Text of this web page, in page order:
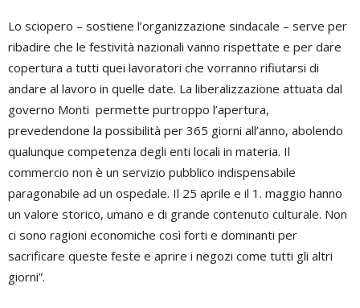
Lo sciopero – sostiene l’organizzazione sindacale – serve per
ribadire che le festività nazionali vanno rispettate e per dare
copertura a tutti quei lavoratori che vorranno rifiutarsi di
andare al lavoro in quelle date. La liberalizzazione attuata dal
governo Monti permette purtroppo l’apertura,
prevedendone la possibilità per 365 giorni all’anno, abolendo
qualunque competenza degli enti locali in materia. Il
commercio non è un servizio pubblico indispensabile
paragonabile ad un ospedale. Il 25 aprile e il 1. maggio hanno
un valore storico, umano e di grande contenuto culturale. Non
ci sono ragioni economiche così forti e dominanti per
sacrificare queste feste e aprire i negozi come tutti gli altri
giorni”.